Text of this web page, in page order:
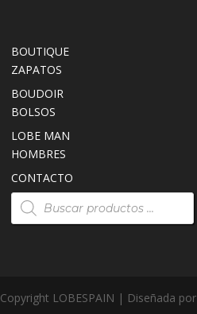
BOUTIQUE
ZAPATOS
BOUDOIR
BOLSOS
LOBE MAN
HOMBRES
CONTACTO
Búsqueda
de
productos
Copyright LOBESPAIN | Diseñada por